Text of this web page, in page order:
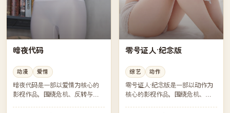
暗夜代码
动漫 爱情
暗夜代码是一部以爱情为核心的
影视作品，围绕危机、反转与人
零号证人·纪念版
综艺 动作
零号证人·纪念版是一部以动作为
核心的影视作品，围绕危机、反